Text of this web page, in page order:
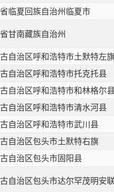
临夏回族自治州临夏市
甘南藏族自治州
自治区呼和浩特市土默特左
自治区呼和浩特市托克托县
自治区呼和浩特市和林格尔
自治区呼和浩特市清水河县
自治区呼和浩特市武川县
自治区包头市土默特右旗
自治区包头市固阳县
自治区包头市达尔罕茂明安